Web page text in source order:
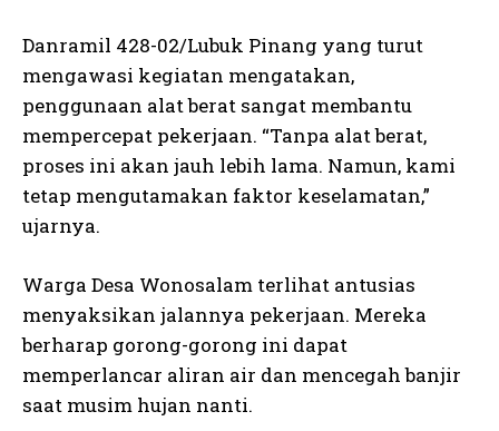
Danramil 428-02/Lubuk Pinang yang turut
mengawasi kegiatan mengatakan,
penggunaan alat berat sangat membantu
mempercepat pekerjaan. “Tanpa alat berat,
proses ini akan jauh lebih lama. Namun, kami
tetap mengutamakan faktor keselamatan,”
ujarnya.
Warga Desa Wonosalam terlihat antusias
menyaksikan jalannya pekerjaan. Mereka
berharap gorong-gorong ini dapat
memperlancar aliran air dan mencegah banjir
saat musim hujan nanti.